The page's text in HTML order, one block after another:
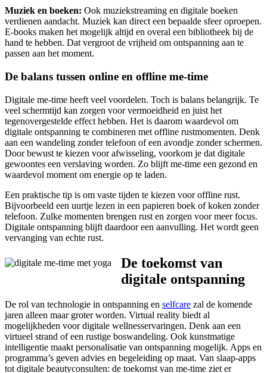
Muziek en boeken: Ook muziekstreaming en digitale boeken
verdienen aandacht. Muziek kan direct een bepaalde sfeer oproepen.
E-books maken het mogelijk altijd en overal een bibliotheek bij de
hand te hebben. Dat vergroot de vrijheid om ontspanning aan te
passen aan het moment.
De balans tussen online en offline me-time
Digitale me-time heeft veel voordelen. Toch is balans belangrijk. Te
veel schermtijd kan zorgen voor vermoeidheid en juist het
tegenovergestelde effect hebben. Het is daarom waardevol om
digitale ontspanning te combineren met offline rustmomenten. Denk
aan een wandeling zonder telefoon of een avondje zonder schermen.
Door bewust te kiezen voor afwisseling, voorkom je dat digitale
gewoontes een verslaving worden. Zo blijft me-time een gezond en
waardevol moment om energie op te laden.
Een praktische tip is om vaste tijden te kiezen voor offline rust.
Bijvoorbeeld een uurtje lezen in een papieren boek of koken zonder
telefoon. Zulke momenten brengen rust en zorgen voor meer focus.
Digitale ontspanning blijft daardoor een aanvulling. Het wordt geen
vervanging van echte rust.
De toekomst van
digitale ontspanning
De rol van technologie in ontspanning en selfcare zal de komende
jaren alleen maar groter worden. Virtual reality biedt al
mogelijkheden voor digitale wellnesservaringen. Denk aan een
virtueel strand of een rustige boswandeling. Ook kunstmatige
intelligentie maakt personalisatie van ontspanning mogelijk. Apps en
programma’s geven advies en begeleiding op maat. Van slaap-apps
tot digitale beautyconsulten: de toekomst van me-time ziet er